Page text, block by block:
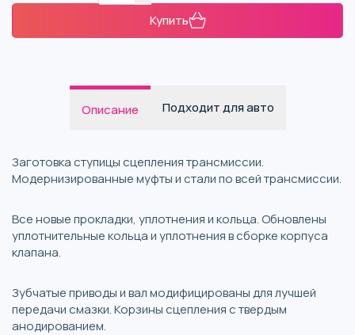
Купить
Описание Подходит для авто
Заготовка ступицы сцепления трансмиссии.
Модернизированные муфты и стали по всей трансмиссии.
Все новые прокладки, уплотнения и кольца. Обновлены
уплотнительные кольца и уплотнения в сборке корпуса
клапана.
Зубчатые приводы и вал модифицированы для лучшей
передачи смазки. Корзины сцепления с твердым
анодированием.